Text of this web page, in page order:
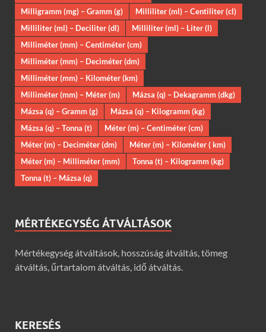
Milligramm (mg) – Gramm (g)
Milliliter (ml) – Centiliter (cl)
Milliliter (ml) – Deciliter (dl)
Milliliter (ml) – Liter (l)
Milliméter (mm) – Centiméter (cm)
Milliméter (mm) – Deciméter (dm)
Milliméter (mm) – Kilométer (km)
Milliméter (mm) – Méter (m)
Mázsa (q) – Dekagramm (dkg)
Mázsa (q) – Gramm (g)
Mázsa (q) – Kilogramm (kg)
Mázsa (q) – Tonna (t)
Méter (m) – Centiméter (cm)
Méter (m) – Deciméter (dm)
Méter (m) – Kilométer ( km)
Méter (m) – Milliméter (mm)
Tonna (t) – Kilogramm (kg)
Tonna (t) – Mázsa (q)
MÉRTÉKEGYSÉG ÁTVÁLTÁSOK
Mértékegység átváltások, hosszúság átváltás, tömeg
átváltás, űrtartalom átváltás, idő átváltás.
KERESÉS